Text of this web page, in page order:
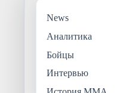
News
Аналитика
Бойцы
Интервью